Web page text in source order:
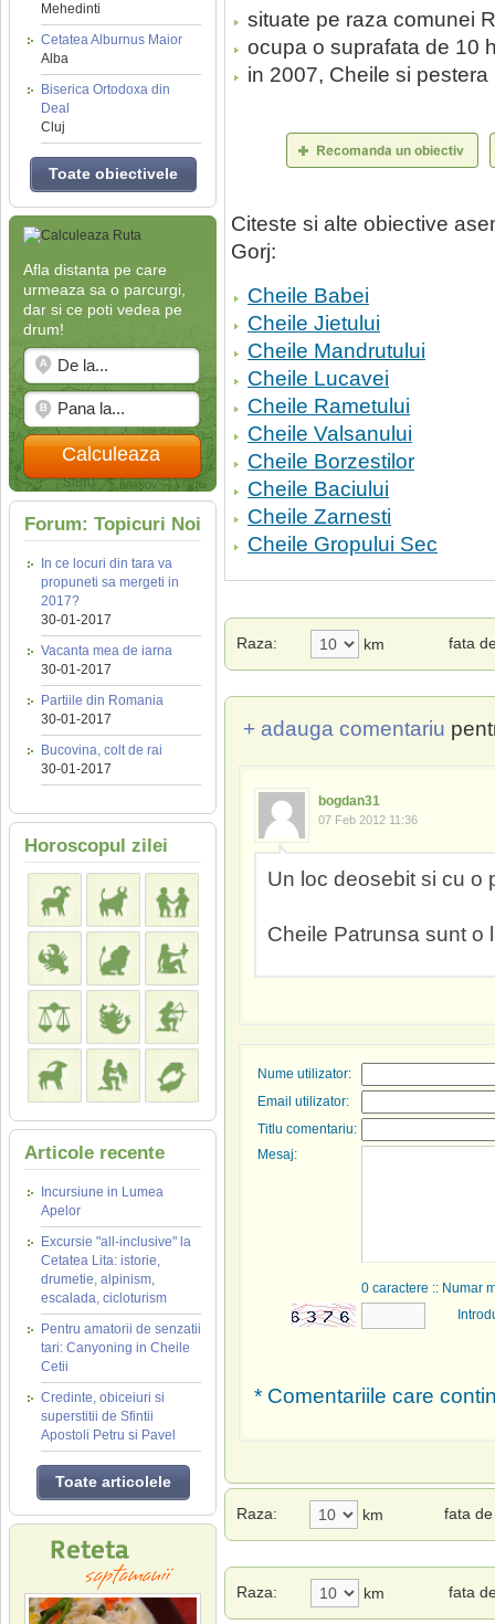
Mehedinti
Cetatea Alburnus Maior
Alba
Biserica Ortodoxa din
Deal
Cluj
Toate obiectivele
Afla distanta pe care
urmeaza sa o parcurgi,
dar si ce poti vedea pe
drum!
Calculeaza
Forum: Topicuri Noi
In ce locuri din tara va
propuneti sa mergeti in
2017?
30-01-2017
Vacanta mea de iarna
30-01-2017
Partiile din Romania
30-01-2017
Bucovina, colt de rai
30-01-2017
Horoscopul zilei
Articole recente
Incursiune in Lumea
Apelor
Excursie "all-inclusive" la
Cetatea Lita: istorie,
drumetie, alpinism,
escalada, cicloturism
Pentru amatorii de senzatii
tari: Canyoning in Cheile
Cetii
Credinte, obiceiuri si
superstitii de Sfintii
Apostoli Petru si Pavel
Toate articolele
situate pe raza comunei
ocupa o suprafata de 10
in 2007, Cheile si
Citeste si alte obiective
Gorj:
Cheile Babei
Cheile Jietului
Cheile Mandrutului
Cheile Lucavei
Cheile Rametului
Cheile Valsanului
Cheile Borzestilor
Cheile Baciului
Cheile Zarnesti
Cheile Gropului Sec
Raza: km fata
+ adauga comentariu
bogdan31
07 Feb 2012 11:36
Un loc deosebit si cu o
Cheile Patrunsa sunt o
Nume utilizator:
Email utilizator:
Titlu comentariu:
Mesaj:
0 caractere :: Numar
* Comentariile care
Raza: km fata
Raza: km fata